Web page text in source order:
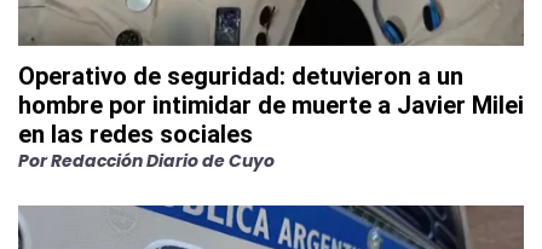
Operativo de seguridad: detuvieron a un
hombre por intimidar de muerte a Javier Milei
en las redes sociales
PorRedacción Diario de Cuyo